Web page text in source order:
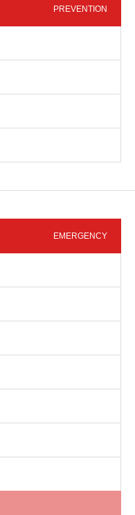
PREVENTION
EMERGENCY